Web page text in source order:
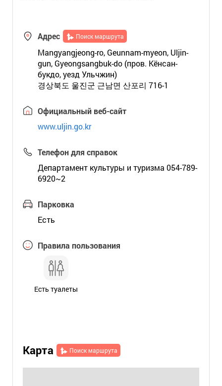
Адрес Поиск маршрута
Mangyangjeong-ro, Geunnam-myeon, Uljin-
gun, Gyeongsangbuk-do (пров. Кёнсан-
букдо, уезд Ульчжин)
경상북도 울진군 근남면 산포리 716-1
Официальный веб-сайт
www.uljin.go.kr
Телефон для справок
Департамент культуры и туризма 054-789-
6920~2
Парковка
Есть
Правила пользования
Есть туалеты
Карта Поиск маршрута